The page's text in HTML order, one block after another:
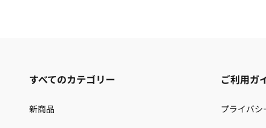
すべてのカテゴリー
新商品
ご利用ガ
プライバシ